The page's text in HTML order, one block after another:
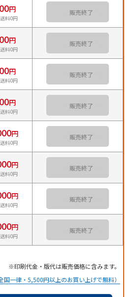
円
料0円
カートに入れる
円
料0円
カートに入れる
円
料0円
カートに入れる
円
料0円
カートに入れる
円
料0円
カートに入れる
円
料0円
カートに入れる
円
料0円
カートに入れる
円
料0円
カートに入れる
印刷代金・版代は販売価格に含みます。
一律・5,500円以上のお買い上げで無料）